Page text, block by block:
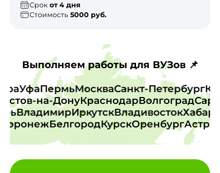
Срок от 4 дня
Стоимость 5000 руб.
Выполняем работы для ВУЗов 📌
УфаПермьМоскваСанкт-Петербург
на-ДонуКраснодарВолгоград
ВладимирИркутскВладивосток
БелгородКурскОренбург